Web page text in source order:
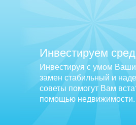
Инвестируем
Инвестируя с умом
замен стабильный и
советы помогут Вам
помощью недвижимости.